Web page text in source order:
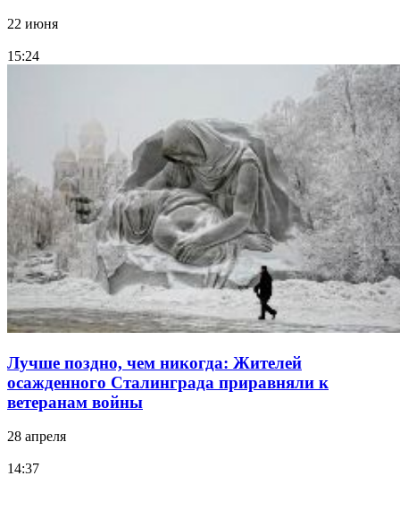
22 июня
15:24
Лучше поздно, чем никогда: Жителей
осажденного Сталинграда приравняли к
ветеранам войны
28 апреля
14:37